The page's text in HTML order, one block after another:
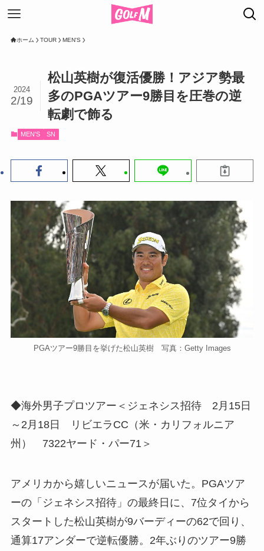
ホーム TOUR MEN'S
松山英樹が復活優勝！アジア勢最
多のPGAツアー9勝目を圧巻の逆
転劇で飾る
2024
2/19
MEN'S SN
PGAツアー9勝目を挙げた松山英樹 写真：Getty Images
◆海外男子プロツアー＜ジェネシス招待 2月15日
～2月18日 リビエラCC（米・カリフォルニア
州） 7322ヤード・パー71＞
アメリカから嬉しいニュースが届いた。PGAツア
ーの「ジェネシス招待」の最終日に、7位タイから
スタートした松山英樹が9バーディーの62で回り、
通算17アンダーで逆転優勝。2年ぶりのツアー9勝